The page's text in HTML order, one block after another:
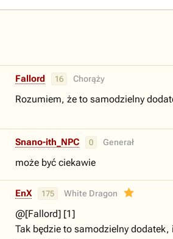
Fallord 16 Chorąży
Rozumiem, że to samodzielny
Snano-ith_NPC 0 Generał
może być ciekawie
EnX 175 White Dragon
@[Fallord] [1]
Tak będzie to samodzielny